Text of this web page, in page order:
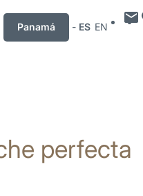
Panamá - ES EN
perfecta